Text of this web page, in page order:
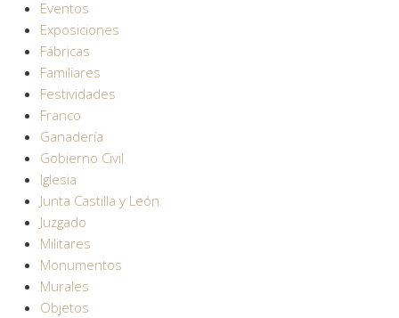
Eventos
Exposiciones
Fábricas
Familiares
Festividades
Franco
Ganadería
Gobierno Civil
Iglesia
Junta Castilla y León
Juzgado
Militares
Monumentos
Murales
Objetos